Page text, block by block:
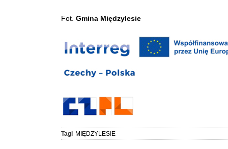
Fot. Gmina Międzylesie
Tagi MIĘDZYLESIE